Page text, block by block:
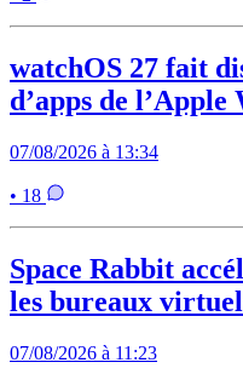
watchOS 27 fait
d’apps de l’Apple
07/08/2026 à 13:34
• 18
Space Rabbit
les bureaux
07/08/2026 à 11:23